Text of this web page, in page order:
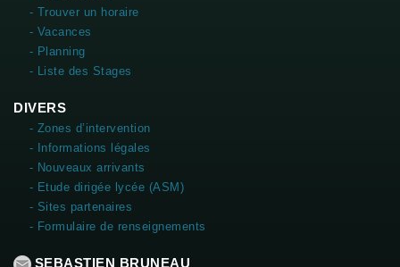
- Trouver un horaire
- Vacances
- Planning
- Liste des Stages
DIVERS
- Zones d’intervention
- Informations légales
- Nouveaux arrivants
- Etude dirigée lycée (ASM)
- Sites partenaires
- Formulaire de renseignements
SEBASTIEN BRUNEAU